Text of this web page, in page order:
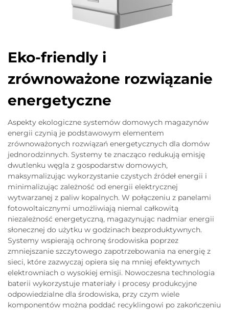
Eko-friendly i
zrównoważone rozwiązanie
energetyczne
Aspekty ekologiczne systemów domowych magazynów
energii czynią je podstawowym elementem
zrównoważonych rozwiązań energetycznych dla domów
jednorodzinnych. Systemy te znacząco redukują emisję
dwutlenku węgla z gospodarstw domowych,
maksymalizując wykorzystanie czystych źródeł energii i
minimalizując zależność od energii elektrycznej
wytwarzanej z paliw kopalnych. W połączeniu z panelami
fotowoltaicznymi umożliwiają niemal całkowitą
niezależność energetyczną, magazynując nadmiar energii
słonecznej do użytku w godzinach bezproduktywnych.
Systemy wspierają ochronę środowiska poprzez
zmniejszanie szczytowego zapotrzebowania na energię z
sieci, które zazwyczaj opiera się na mniej efektywnych
elektrowniach o wysokiej emisji. Nowoczesna technologia
baterii wykorzystuje materiały i procesy produkcyjne
odpowiedzialne dla środowiska, przy czym wiele
komponentów można poddać recyklingowi po zakończeniu